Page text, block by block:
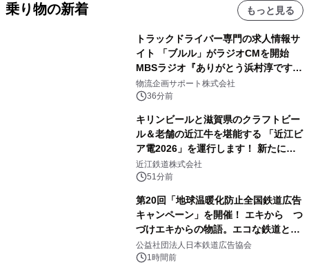
乗り物の新着 もっと見る
トラックドライバー専門の求人情報サ
イト 「ブルル」がラジオCMを開始
MBSラジオ『ありがとう浜村淳です』
にて8月1日(土)より
物流企画サポート株式会社
36分前
キリンビールと滋賀県のクラフトビー
ル＆老舗の近江牛を堪能する 「近江ビ
ア電2026」を運行します！ 新たに
「長濱浪漫ビール」が参加！キリン一
番搾り飲み放題が復活！
近江鉄道株式会社
51分前
第20回「地球温暖化防止全国鉄道広告
キャンペーン」を開催！ エキから つ
づけエキからの物語。エコな鉄道とと
もに。
公益社団法人日本鉄道広告協会
1時間前